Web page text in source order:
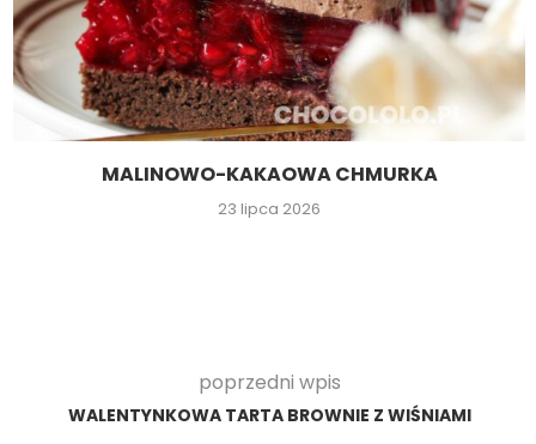
MALINOWO-KAKAOWA CHMURKA
23 lipca 2026
poprzedni wpis
WALENTYNKOWA TARTA BROWNIE Z WIŚNIAMI